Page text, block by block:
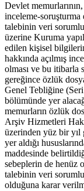
Devlet
inceleme-soruşturma
talebinin veri
üzerine Kuruma
edilen kişisel
hakkında açılmış
olması ve bu itibarla
gereğince özlük
Genel Tebliğine
bölümünde yer
memurların özlük
Arşiv Hizmetleri
üzerinden yüz bir yıl
yer aldığı
maddesinde
sebeplerin de henüz
talebinin veri
olduğuna karar